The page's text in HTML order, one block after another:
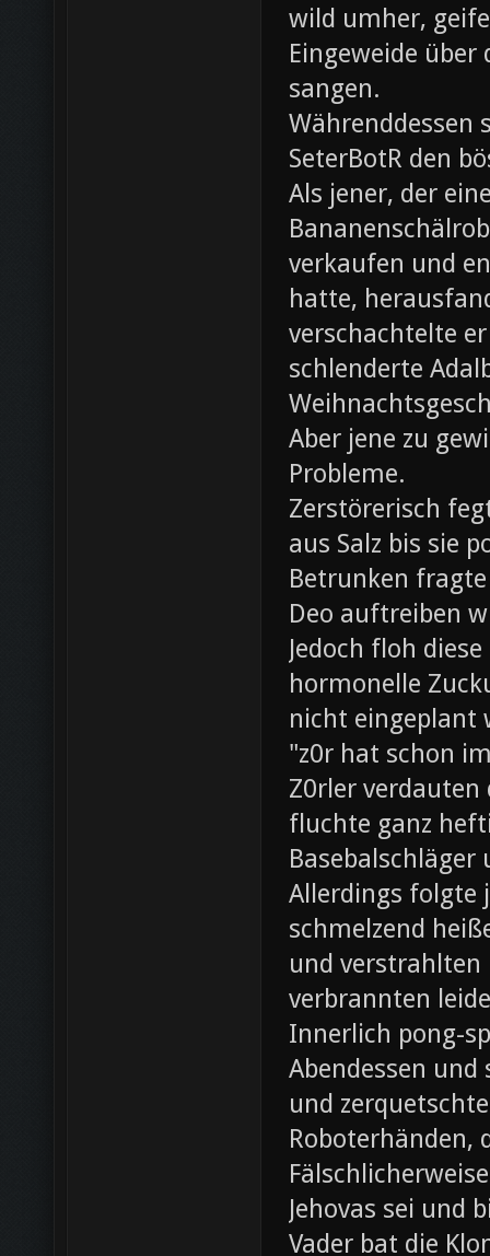
wild umher,
Eingeweide
sangen.
Währenddessen
SeterBotR den
Als jener, der
verkaufen und
hatte,
verschachtelte
schlenderte
Aber jene zu
Probleme.
Zerstörerisch
aus Salz bis sie
Betrunken
Deo auftreiben
Jedoch floh
hormonelle
nicht eingeplant
"z0r hat schon
Z0rler
fluchte ganz
Allerdings folgte
schmelzend
und verstrahlten
verbrannten
Innerlich pong-
Abendessen
und
Roboterhänden,
Jehovas sei und
Vader bat die